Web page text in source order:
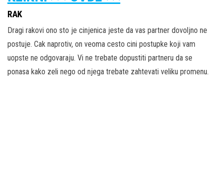
RAK
Dragi rakovi ono sto je cinjenica jeste da vas partner dovoljno ne
postuje. Cak naprotiv, on veoma cesto cini postupke koji vam
uopste ne odgovaraju. Vi ne trebate dopustiti partneru da se
ponasa kako zeli nego od njega trebate zahtevati veliku promenu.